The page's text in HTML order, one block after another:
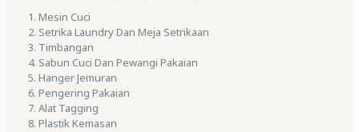
Mesin Cuci
Setrika Laundry Dan Meja Setrikaan
Timbangan
Sabun Cuci Dan Pewangi Pakaian
Hanger Jemuran
Pengering Pakaian
Alat Tagging
Plastik Kemasan